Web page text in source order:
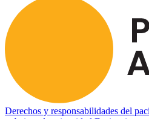
Derechos y responsabilidades del